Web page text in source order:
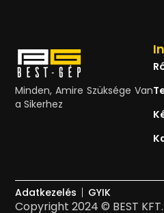
Minden, Amire Szüksége Van
a Sikerhez
Copyright 2024 © BEST
Adatkezelés GYIK